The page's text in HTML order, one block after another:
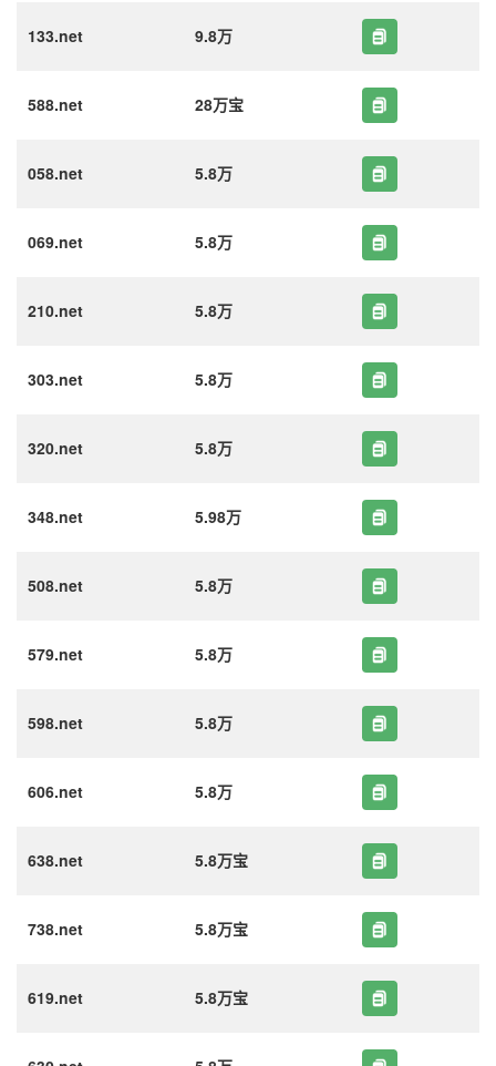
133.net 9.8万
588.net 28万宝
058.net 5.8万
069.net 5.8万
210.net 5.8万
303.net 5.8万
320.net 5.8万
348.net 5.98万
508.net 5.8万
579.net 5.8万
598.net 5.8万
606.net 5.8万
638.net 5.8万宝
738.net 5.8万宝
619.net 5.8万宝